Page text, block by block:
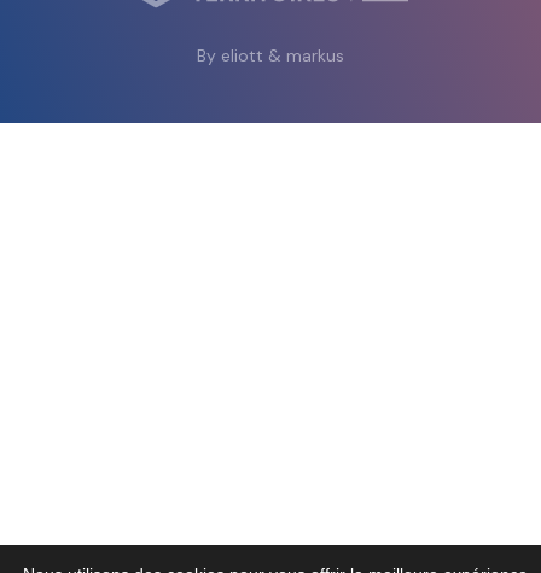
By eliott & markus